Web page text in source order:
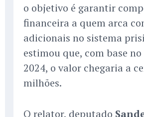
o objetivo é garantir
financeira a quem arca
adicionais no sistema
estimou que, com base
2024, o valor chegaria a
milhões.
O relator, deputado